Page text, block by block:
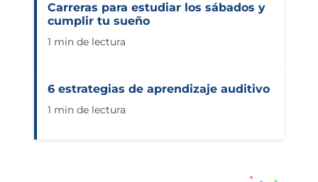
Carreras para estudiar los sábados y
cumplir tu sueño
1 min de lectura
6 estrategias de aprendizaje auditivo
1 min de lectura